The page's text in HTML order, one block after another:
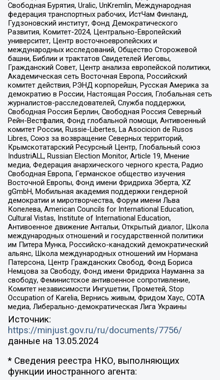
Свободная Бурятия, Uralic, UnKremlin, Международная
федерация транспортных рабочих, ИстЧам Финланд,
Гудзоновский институт, Фонд Демократического
Развития, Комитет-2024, Центрально-Европейский
университет, Центр восточноевропейских и
международных исследований, Общество Сторожевой
башни, Библии и трактатов Свидетелей Иеговы,
Гражданский Совет, Центр анализа европейской политики,
Академическая сеть Восточная Европа, Российский
комитет действия, РЭНД корпорейшн, Русская Америка за
демократию в России, Настоящая Россия, Глобальная сеть
журналистов-расследователей, Служба поддержки,
Свободная Россия Берлин, Свободная Россия Северный
Рейн-Вестфалия, Фонд глобальной помощи, Антивоенный
комитет России, Russie-Libertes, La Asocicion de Rusos
Libres, Союз за возвращение Северных территорий,
Крымскотатарский Ресурсный Центр, Глобальный союз
IndustriALL, Russian Election Monitor, Article 19, Мнение
медиа, Федерация анархического черного креста, Радио
Свободная Европа, Германское общество изучения
Восточной Европы, Фонд имени Фридриха Эберта, XZ
gGmbH, Мобильная академия поддержки гендерной
демократии и миротворчества, Форум имени Льва
Копелева, American Councils for International Education,
Cultural Vistas, Institute of International Education,
Антивоенное движение Антальи, Открытый диалог, Школа
международных отношений и государственной политики
им Питера Мунка, Российско-канадский демократический
альянс, Школа международных отношений им Нормана
Патерсона, Центр Гражданских Свобод, Фонд Бориса
Немцова за Свободу, Фонд имени Фридриха Науманна за
свободу, Феминистское антивоенное сопротивление,
Комитет независимости Ингушетии, Прометей, Stop
Occupation of Karelia, Вернись живым, Фридом Хаус, СОТА
медиа, Либерально-демократическая Лига Украины
Источник:
https://minjust.gov.ru/ru/documents/7756/
данные на 13.05.2024
* Сведения реестра НКО, выполняющих
функции иностранного агента: